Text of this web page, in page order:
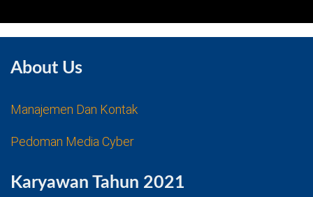
About Us
Manajemen Dan Kontak
Pedoman Media Cyber
Karyawan Tahun 2021